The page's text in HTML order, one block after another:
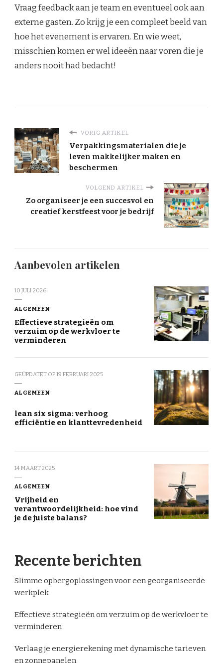
Vraag feedback aan je team en eventueel ook aan
externe gasten. Zo krijg je een compleet beeld van
hoe het evenement is ervaren. En wie weet,
misschien komen er wel ideeën naar voren die je
anders nooit had bedacht!
VORIG ARTIKEL
Verpakkingsmaterialen die je
leven makkelijker maken en
beschermen
VOLGEND ARTIKEL
Zo organiseer je een succesvol en
creatief kerstfeest voor je bedrijf
Aanbevolen artikelen
10 JULI 2026
ALGEMEEN
Effectieve strategieën om
verzuim op de werkvloer te
verminderen
GEÜPDATET OP19 FEBRUARI 2025
ALGEMEEN
lean six sigma: verhoog
efficiëntie en klanttevredenheid
14 MAART 2025
ALGEMEEN
Vrijheid en
verantwoordelijkheid: hoe vind
je de juiste balans?
Recente berichten
Slimme opbergoplossingen voor een georganiseerde
werkplek
Effectieve strategieën om verzuim op de werkvloer te
verminderen
Verlaag je energierekening met dynamische tarieven
en zonnepanelen